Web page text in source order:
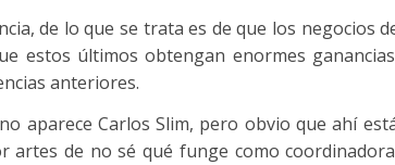
de lo que se trata es de que los negocios
estos últimos obtengan enormes
anteriores.
aparece Carlos Slim, pero obvio que ahí
artes de no sé qué funge como